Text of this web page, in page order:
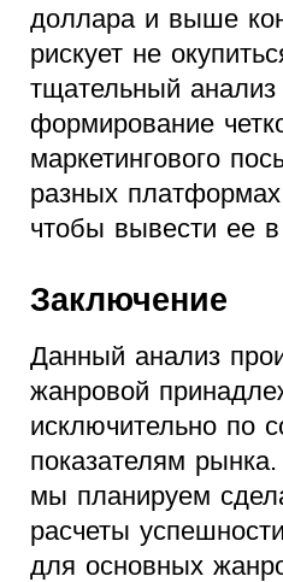
доллара и выше
рискует не
тщательный
формирование
маркетингового
разных
чтобы вывести ее
Заключение
Данный анализ
жанровой
исключительно по
показателям
мы планируем
расчеты
для основных